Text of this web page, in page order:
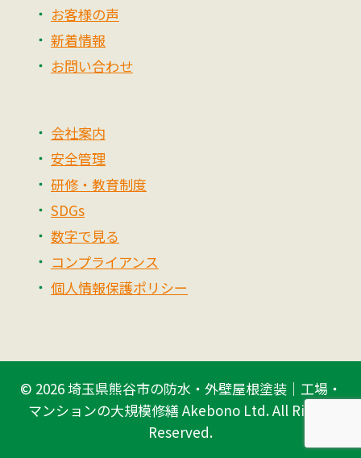
お客様の声
新着情報
お問い合わせ
会社案内
安全管理
研修・教育制度
SDGs
数字で見る
コンプライアンス
個人情報保護ポリシー
© 2026埼玉県熊谷市の防水・外壁屋根塗装｜工場・
マンションの大規模修繕 Akebono Ltd.All Rights
Reserved.